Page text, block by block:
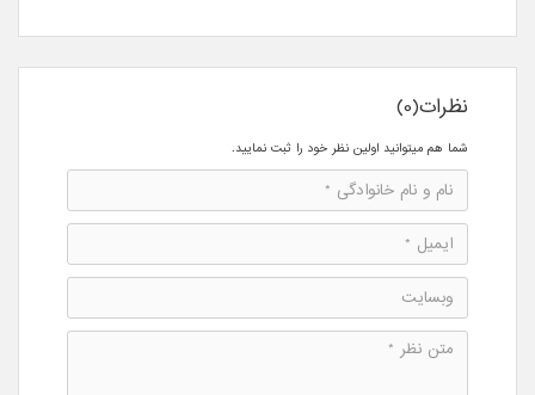
نظرات(0)
شما هم میتوانید اولین نظر خود را ثبت نمایید.